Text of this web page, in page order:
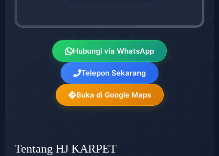
Hubungi via WhatsApp
Telepon Sekarang
Buka di Google Maps
Tentang HJ KARPET